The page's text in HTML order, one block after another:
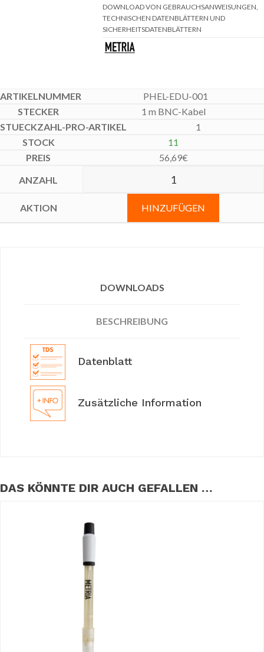
DOWNLOAD VON GEBRAUCHSANWEISUNGEN,
TECHNISCHEN DATENBLÄTTERN UND
SICHERHEITSDATENBLÄTTERN
PHEL-EDU-001
1 m BNC-Kabel
1
11
56,69€
HINZUFÜGEN
DOWNLOADS
BESCHREIBUNG
Datenblatt
Zusätzliche Information
DAS KÖNNTE DIR AUCH GEFALLEN …